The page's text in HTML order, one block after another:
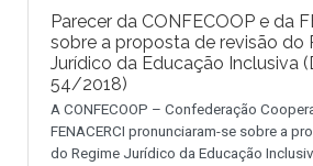
Parecer da CONFECOOP e da
sobre a proposta de revisão do
Jurídico da Educação Inclusiva
54/2018)
A CONFECOOP – Confederação
FENACERCI pronunciaram-se sobre a
do Regime Jurídico da Educação